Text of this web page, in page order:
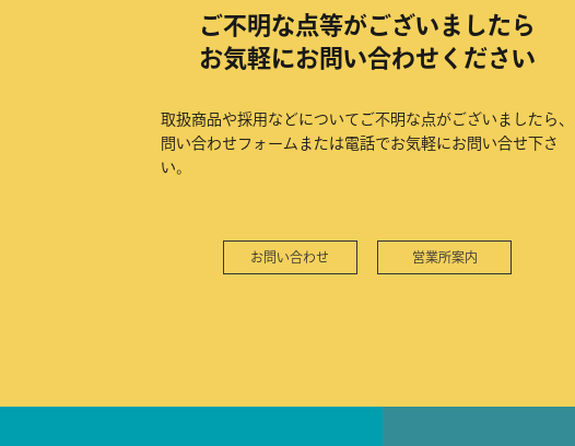
ご不明な点等がございましたら
お気軽にお問い合わせください
取扱商品や採用などについてご不明な点がございましたら、
問い合わせフォームまたは電話でお気軽にお問い合せ下さ
い。
お問い合わせ 営業所案内